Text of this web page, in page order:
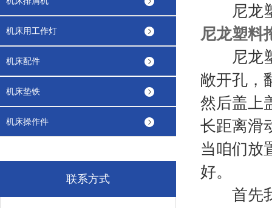
机床用工作灯
机床配件
机床垫铁
机床操作件
联系方式
尼龙塑
尼龙塑料
尼龙塑
敞开孔，
然后盖上
长距离滑
当咱们放
好。
首先我